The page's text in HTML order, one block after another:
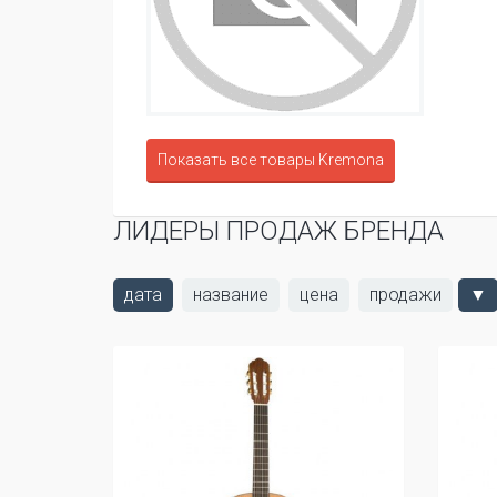
Показать все товары Kremona
ЛИДЕРЫ ПРОДАЖ БРЕНДА
дата название цена продажи ▼